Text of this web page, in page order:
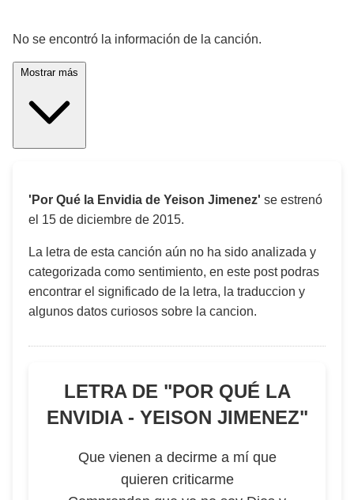
No se encontró la información de la canción.
'Por Qué la Envidia de Yeison Jimenez' se estrenó
el 15 de diciembre de 2015.
La letra de esta canción aún no ha sido analizada y
categorizada como sentimiento, en este post podras
encontrar el significado de la letra, la traduccion y
algunos datos curiosos sobre la cancion.
LETRA DE "POR QUÉ LA
ENVIDIA - YEISON JIMENEZ"
Que vienen a decirme a mí que
quieren criticarme